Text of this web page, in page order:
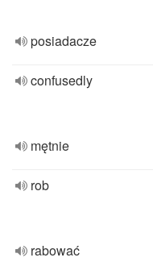
posiadacze
confusedly
mętnie
rob
rabować